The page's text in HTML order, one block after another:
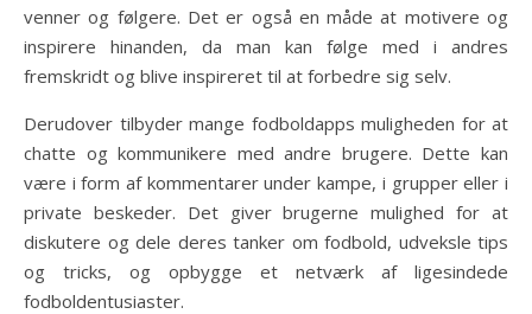
venner og følgere. Det er også en måde at motivere og
inspirere hinanden, da man kan følge med i andres
fremskridt og blive inspireret til at forbedre sig selv.
Derudover tilbyder mange fodboldapps muligheden for at
chatte og kommunikere med andre brugere. Dette kan
være i form af kommentarer under kampe, i grupper eller i
private beskeder. Det giver brugerne mulighed for at
diskutere og dele deres tanker om fodbold, udveksle tips
og tricks, og opbygge et netværk af ligesindede
fodboldentusiaster.